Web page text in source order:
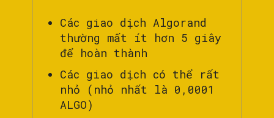
Các giao dịch Algorand
thường mất ít hơn 5 giây
để hoàn thành
Các giao dịch có thể rất
nhỏ (nhỏ nhất là 0,0001
ALGO)